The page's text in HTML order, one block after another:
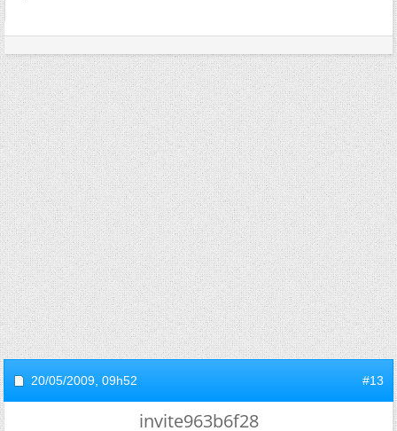
20/05/2009, 09h52 #13
invite963b6f28